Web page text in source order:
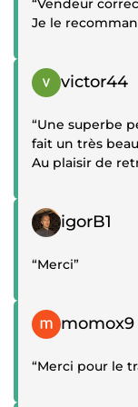
“Vendeur
Je le
Positive review
victor44
“Une superbe
fait un très
Au plaisir de
Positive review
igorB1
“Merci”
Positive review
momox9
“Merci pour le